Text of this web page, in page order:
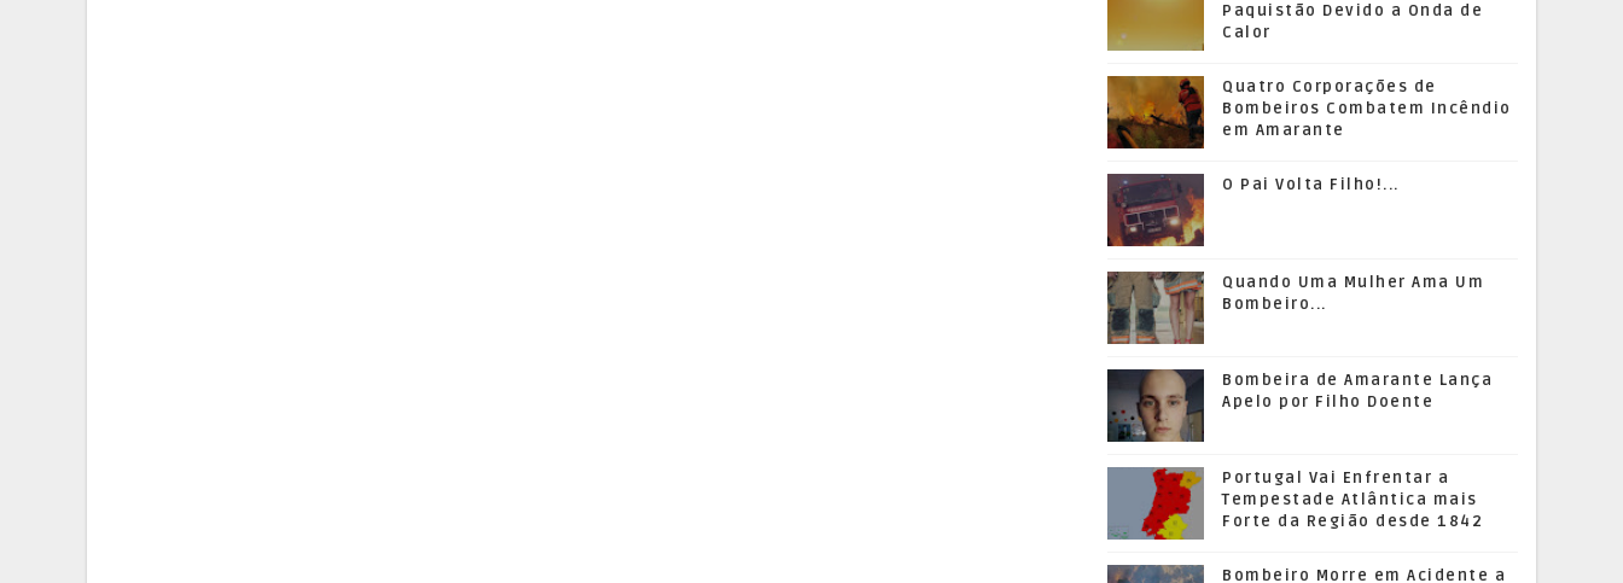
Paquistão Devido a Onda de
Calor
Quatro Corporações de
Bombeiros Combatem Incêndio
em Amarante
O Pai Volta Filho!...
Quando Uma Mulher Ama Um
Bombeiro...
Bombeira de Amarante Lança
Apelo por Filho Doente
Portugal Vai Enfrentar a
Tempestade Atlântica mais
Forte da Região desde 1842
Bombeiro Morre em Acidente a